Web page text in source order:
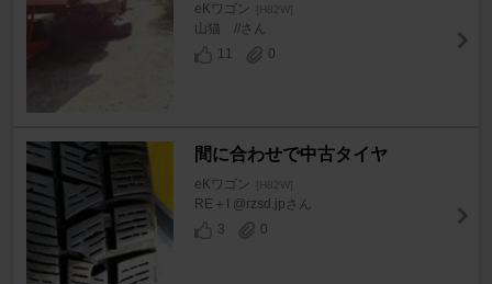
eKワゴン [H82W]
山猫 //さん
11
0
間に合わせで中古タイヤ
eKワゴン [H82W]
RE＋I @rzsd.jpさん
3
0